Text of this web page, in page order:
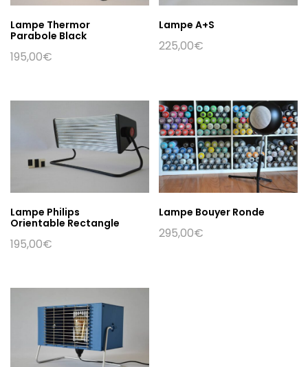
Lampe Thermor
Parabole Black
195,00€
Lampe A+S
225,00€
Lampe Philips
Orientable Rectangle
195,00€
Lampe Bouyer Ronde
295,00€